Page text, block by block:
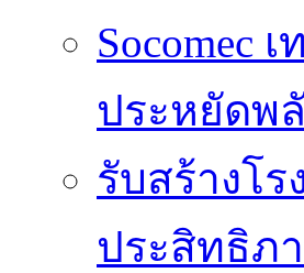
Socomec
ประหยัดพ
รับสร้างโ
ประสิทธิภ